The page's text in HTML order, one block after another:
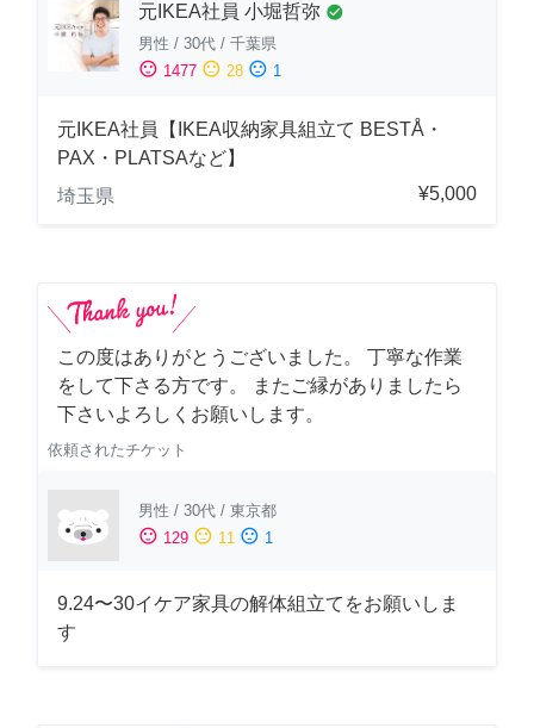
元IKEA社員 小堀哲弥 check_circle
男性 / 30代 / 千葉県
sentiment_satisfied 1477 sentiment_neutral 28 sentiment_dissatisfied 1
元IKEA社員【IKEA収納家具組立て BESTÅ・
PAX・PLATSAなど】
埼玉県
¥5,000
この度はありがとうございました。 丁寧な作業
をして下さる方です。 またご縁がありましたら
下さいよろしくお願いします。
依頼されたチケット
男性 / 30代 / 東京都
sentiment_satisfied 129 sentiment_neutral 11 sentiment_dissatisfied 1
9.24〜30イケア家具の解体組立てをお願いしま
す